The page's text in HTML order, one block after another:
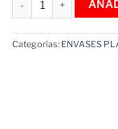
Categorías: ENVASES